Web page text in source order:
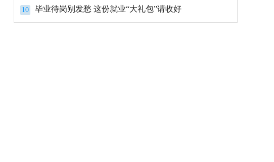
10 毕业待岗别发愁 这份就业“大礼包”请收好